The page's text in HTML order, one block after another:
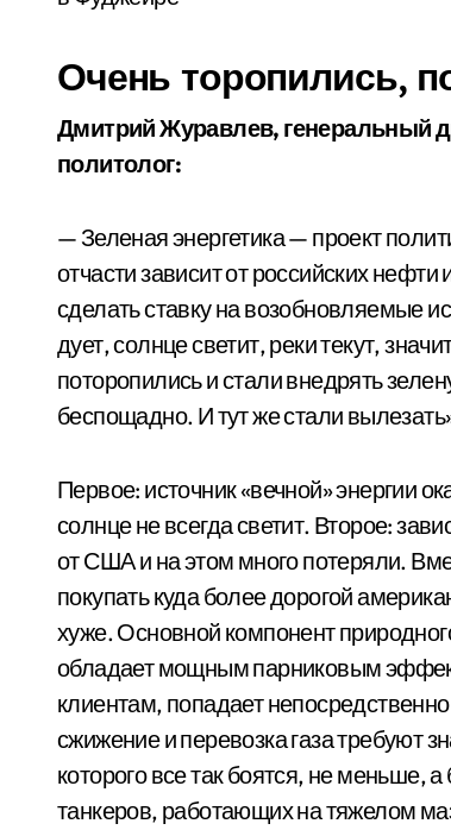
Очень торопились,
Дмитрий Журавлев, генеральный
политолог:
— Зеленая энергетика — проект
отчасти зависит от российских
сделать ставку на возобновляемые
дует, солнце светит, реки текут,
поторопились и стали внедрять
беспощадно. И тут же стали
Первое: источник «вечной» энергии
солнце не всегда светит. Второе:
от США и на этом много потеряли.
покупать куда более дорогой
хуже. Основной компонент
обладает мощным парниковым
клиентам, попадает
сжижение и перевозка газа требуют
которого все так боятся, не меньше,
танкеров, работающих на тяжелом